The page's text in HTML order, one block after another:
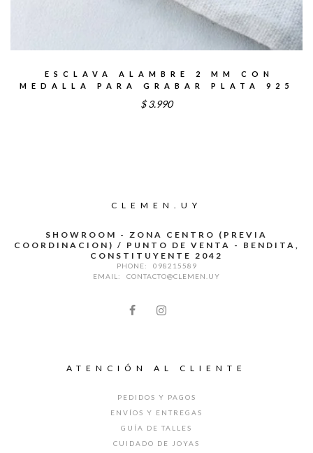
ESCLAVA ALAMBRE 2 MM CON
MEDALLA PARA GRABAR PLATA 925
$ 3.990
CLEMEN.UY
SHOWROOM - ZONA CENTRO (PREVIA
COORDINACION) / PUNTO DE VENTA - BENDITA,
CONSTITUYENTE 2042
PHONE:
098215589
EMAIL:
CONTACTO@CLEMEN.UY
ATENCIÓN AL CLIENTE
PEDIDOS Y PAGOS
ENVÍOS Y ENTREGAS
GUÍA DE TALLES
CUIDADO DE JOYAS